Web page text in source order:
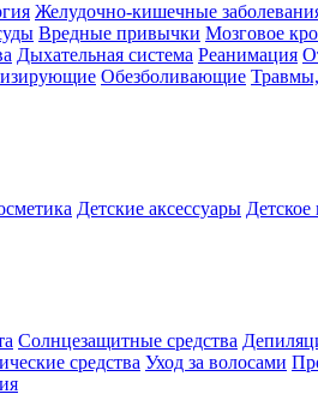
Желудочно-кишечные
Вредные привычки Мозговое
Дыхательная система Реанимация
Обезболивающие
Детские аксессуары Детское
Солнцезащитные средства
средства Уход за волосами